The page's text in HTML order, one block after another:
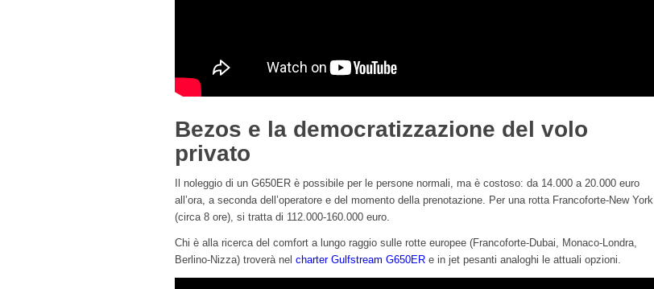
Bezos e la democratizzazione del volo
privato
Il noleggio di un G650ER è possibile per le persone normali, ma è costoso: da 14.000 a 20.000 euro
all’ora, a seconda dell’operatore e del momento della prenotazione. Per una rotta Francoforte-New York
(circa 8 ore), si tratta di 112.000-160.000 euro.
Chi è alla ricerca del comfort a lungo raggio sulle rotte europee (Francoforte-Dubai, Monaco-Londra,
Berlino-Nizza) troverà nel charter Gulfstream G650ER e in jet pesanti analoghi le attuali opzioni.